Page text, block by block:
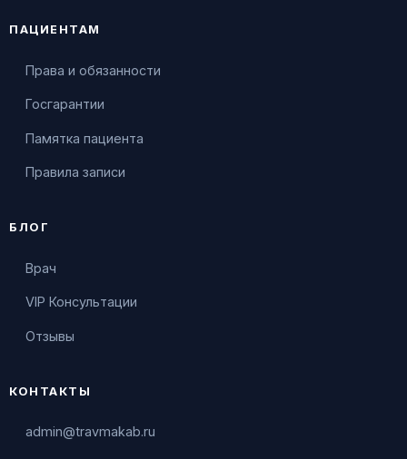
ПАЦИЕНТАМ
Права и обязанности
Госгарантии
Памятка пациента
Правила записи
БЛОГ
Врач
VIP Консультации
Отзывы
КОНТАКТЫ
admin@travmakab.ru